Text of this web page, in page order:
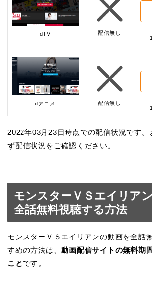
dTV 配信無し
dアニメ 配信無し
2022年03月23日時点での配信状況です
ず配信状況をご確認ください。
モンスターＶＳエイリア
全話無料視聴する方法
モンスターＶＳエイリアンの動画を全話
すめの方法は、動画配信サイトの無料期
こと です。